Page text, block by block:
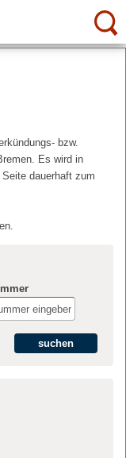
bzw.
Es wird in
dauerhaft zum